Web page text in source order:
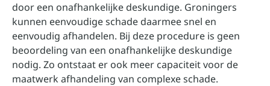
door een onafhankelijke deskundige. Groningers
kunnen eenvoudige schade daarmee snel en
eenvoudig afhandelen. Bij deze procedure is geen
beoordeling van een onafhankelijke deskundige
nodig. Zo ontstaat er ook meer capaciteit voor de
maatwerk afhandeling van complexe schade.